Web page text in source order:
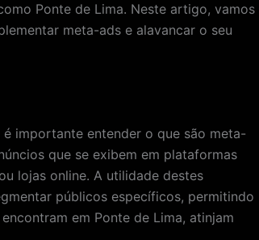
Ponte de Lima. Neste artigo, vamos
meta-ads e alavancar o seu
importante entender o que são meta-
que se exibem em plataformas
lojas online. A utilidade destes
públicos específicos, permitindo
em Ponte de Lima, atinjam